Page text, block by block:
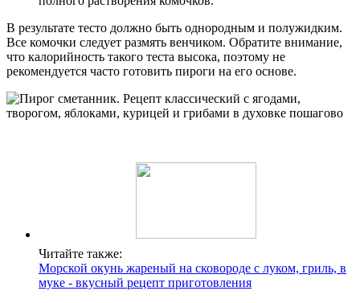
В результате тесто должно быть однородным и полужидким.
Все комочки следует размять венчиком. Обратите внимание,
что калорийность такого теста высока, поэтому не
рекомендуется часто готовить пироги на его основе.
Читайте также:
Морской окунь жареный на сковороде с луком, гриль, в
муке - вкусный рецепт приготовления